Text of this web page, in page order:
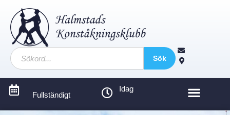
Sök
Fullständigt
Idag